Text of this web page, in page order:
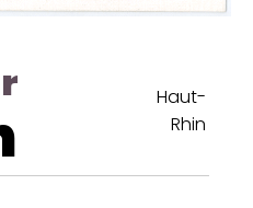
Haut-
Rhin